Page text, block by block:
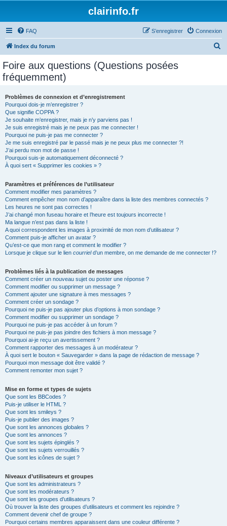
clairinfo.fr
FAQ Connexion
S’enregistrer
Index du forum
Foire aux questions (Questions posées
fréquemment)
Problèmes de connexion et d’enregistrement
Pourquoi dois-je m’enregistrer ?
Que signifie COPPA ?
Je souhaite m’enregistrer, mais je n’y parviens pas !
Je suis enregistré mais je ne peux pas me connecter !
Pourquoi ne puis-je pas me connecter ?
Je me suis enregistré par le passé mais je ne peux plus me connecter ?!
J’ai perdu mon mot de passe !
Pourquoi suis-je automatiquement déconnecté ?
À quoi sert « Supprimer les cookies » ?
Paramètres et préférences de l’utilisateur
Comment modifier mes paramètres ?
Comment empêcher mon nom d’apparaître dans la liste des membres connectés ?
Les heures ne sont pas correctes !
J’ai changé mon fuseau horaire et l’heure est toujours incorrecte !
Ma langue n’est pas dans la liste !
A quoi correspondent les images à proximité de mon nom d’utilisateur ?
Comment puis-je afficher un avatar ?
Qu’est-ce que mon rang et comment le modifier ?
Lorsque je clique sur le lien courrield’un membre, on me demande de me connecter !?
Problèmes liés à la publication de messages
Comment créer un nouveau sujet ou poster une réponse ?
Comment modifier ou supprimer un message ?
Comment ajouter une signature à mes messages ?
Comment créer un sondage ?
Pourquoi ne puis-je pas ajouter plus d’options à mon sondage ?
Comment modifier ou supprimer un sondage ?
Pourquoi ne puis-je pas accéder à un forum ?
Pourquoi ne puis-je pas joindre des fichiers à mon message ?
Pourquoi ai-je reçu un avertissement ?
Comment rapporter des messages à un modérateur ?
À quoi sert le bouton « Sauvegarder » dans la page de rédaction de message ?
Pourquoi mon message doit être validé ?
Comment remonter mon sujet ?
Mise en forme et types de sujets
Que sont les BBCodes ?
Puis-je utiliser le HTML ?
Que sont les smileys ?
Puis-je publier des images ?
Que sont les annonces globales ?
Que sont les annonces ?
Que sont les sujets épinglés ?
Que sont les sujets verrouillés ?
Que sont les icônes de sujet ?
Niveaux d’utilisateurs et groupes
Que sont les administrateurs ?
Que sont les modérateurs ?
Que sont les groupes d’utilisateurs ?
Où trouver la liste des groupes d’utilisateurs et comment les rejoindre ?
Comment devenir chef de groupe ?
Pourquoi certains membres apparaissent dans une couleur différente ?